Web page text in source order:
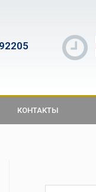
КОНТАКТЫ